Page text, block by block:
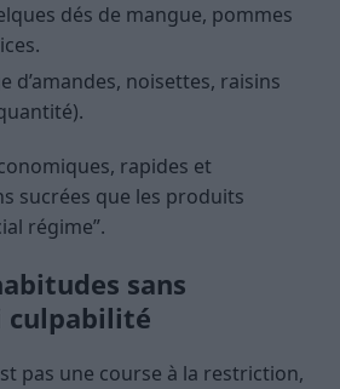
dés de mangue, pommes
d’amandes, noisettes, raisins
rapides et
sucrées que les produits
régime”.
sans
pas une course à la restriction,